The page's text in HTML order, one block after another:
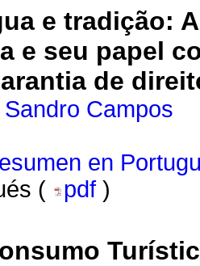
e tradição:
e seu papel
de
Campos
en
(
pdf )